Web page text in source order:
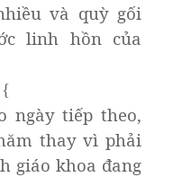
và quỳ gối
linh hồn của
{
ngày tiếp theo,
thay vì phải
giáo khoa đang